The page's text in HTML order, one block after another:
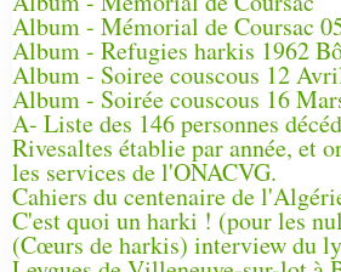
Album - Mémorial de Coursac
Album - Refugies harkis 1962
Album - Soiree couscous 12
Album - Soirée couscous 16
A- Liste des 146 personnes
Rivesaltes établie par année, et
les services de l'ONACVG.
Cahiers du centenaire de
C'est quoi un harki ! (pour les
(Cœurs de harkis) interview du